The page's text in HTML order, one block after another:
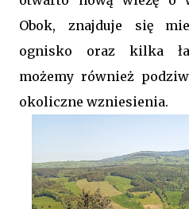
Obok, znajduje się
ognisko oraz kilka
możemy również
okoliczne wzniesienia.